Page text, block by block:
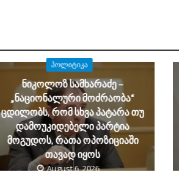
ᲞᲝᲚᲘᲢᲘᲙᲐ
ნიკოლოზ სამხარაძე –
„ნაციონალური მოძრაობა“
ცდილობს, რომ სხვა პატარა თუ
დამოუკიდებელი პარტია
მოგუდოს, რათა ოპოზიციაში
თავად იყოს
August 6, 2026